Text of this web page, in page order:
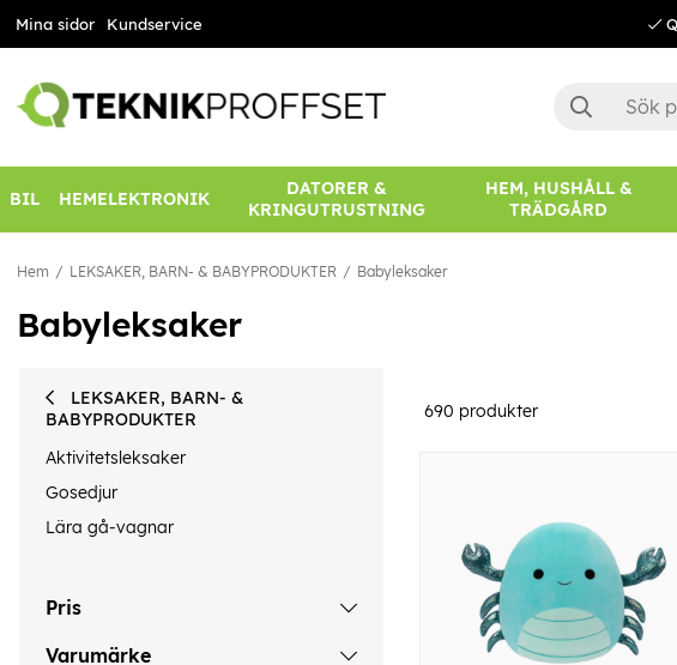
Mina sidor Kundservice
BIL HEMELEKTRONIK
DATORER &
KRINGUTRUSTNING
HEM, HUSHÅLL &
TRÄDGÅRD
Hem LEKSAKER, BARN- & BABYPRODUKTER Babyleksaker
Babyleksaker
LEKSAKER, BARN- &
BABYPRODUKTER
Aktivitetsleksaker
Gosedjur
Lära gå-vagnar
Pris
Varumärke
690 produkter